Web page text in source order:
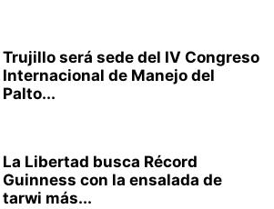
Trujillo será sede del IV Congreso
Internacional de Manejo del
Palto...
La Libertad busca Récord
Guinness con la ensalada de
tarwi más...